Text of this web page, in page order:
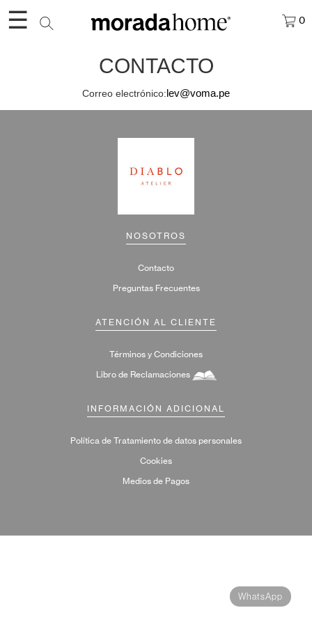
☰ 0
CONTACTO
Correo electrónico: lev@voma.pe
WhatsApp
NOSOTROS
Contacto
Preguntas Frecuentes
ATENCIÓN AL CLIENTE
Términos y Condiciones
Libro de Reclamaciones
INFORMACIÓN ADICIONAL
Política de Tratamiento de datos personales
Cookies
Medios de Pagos